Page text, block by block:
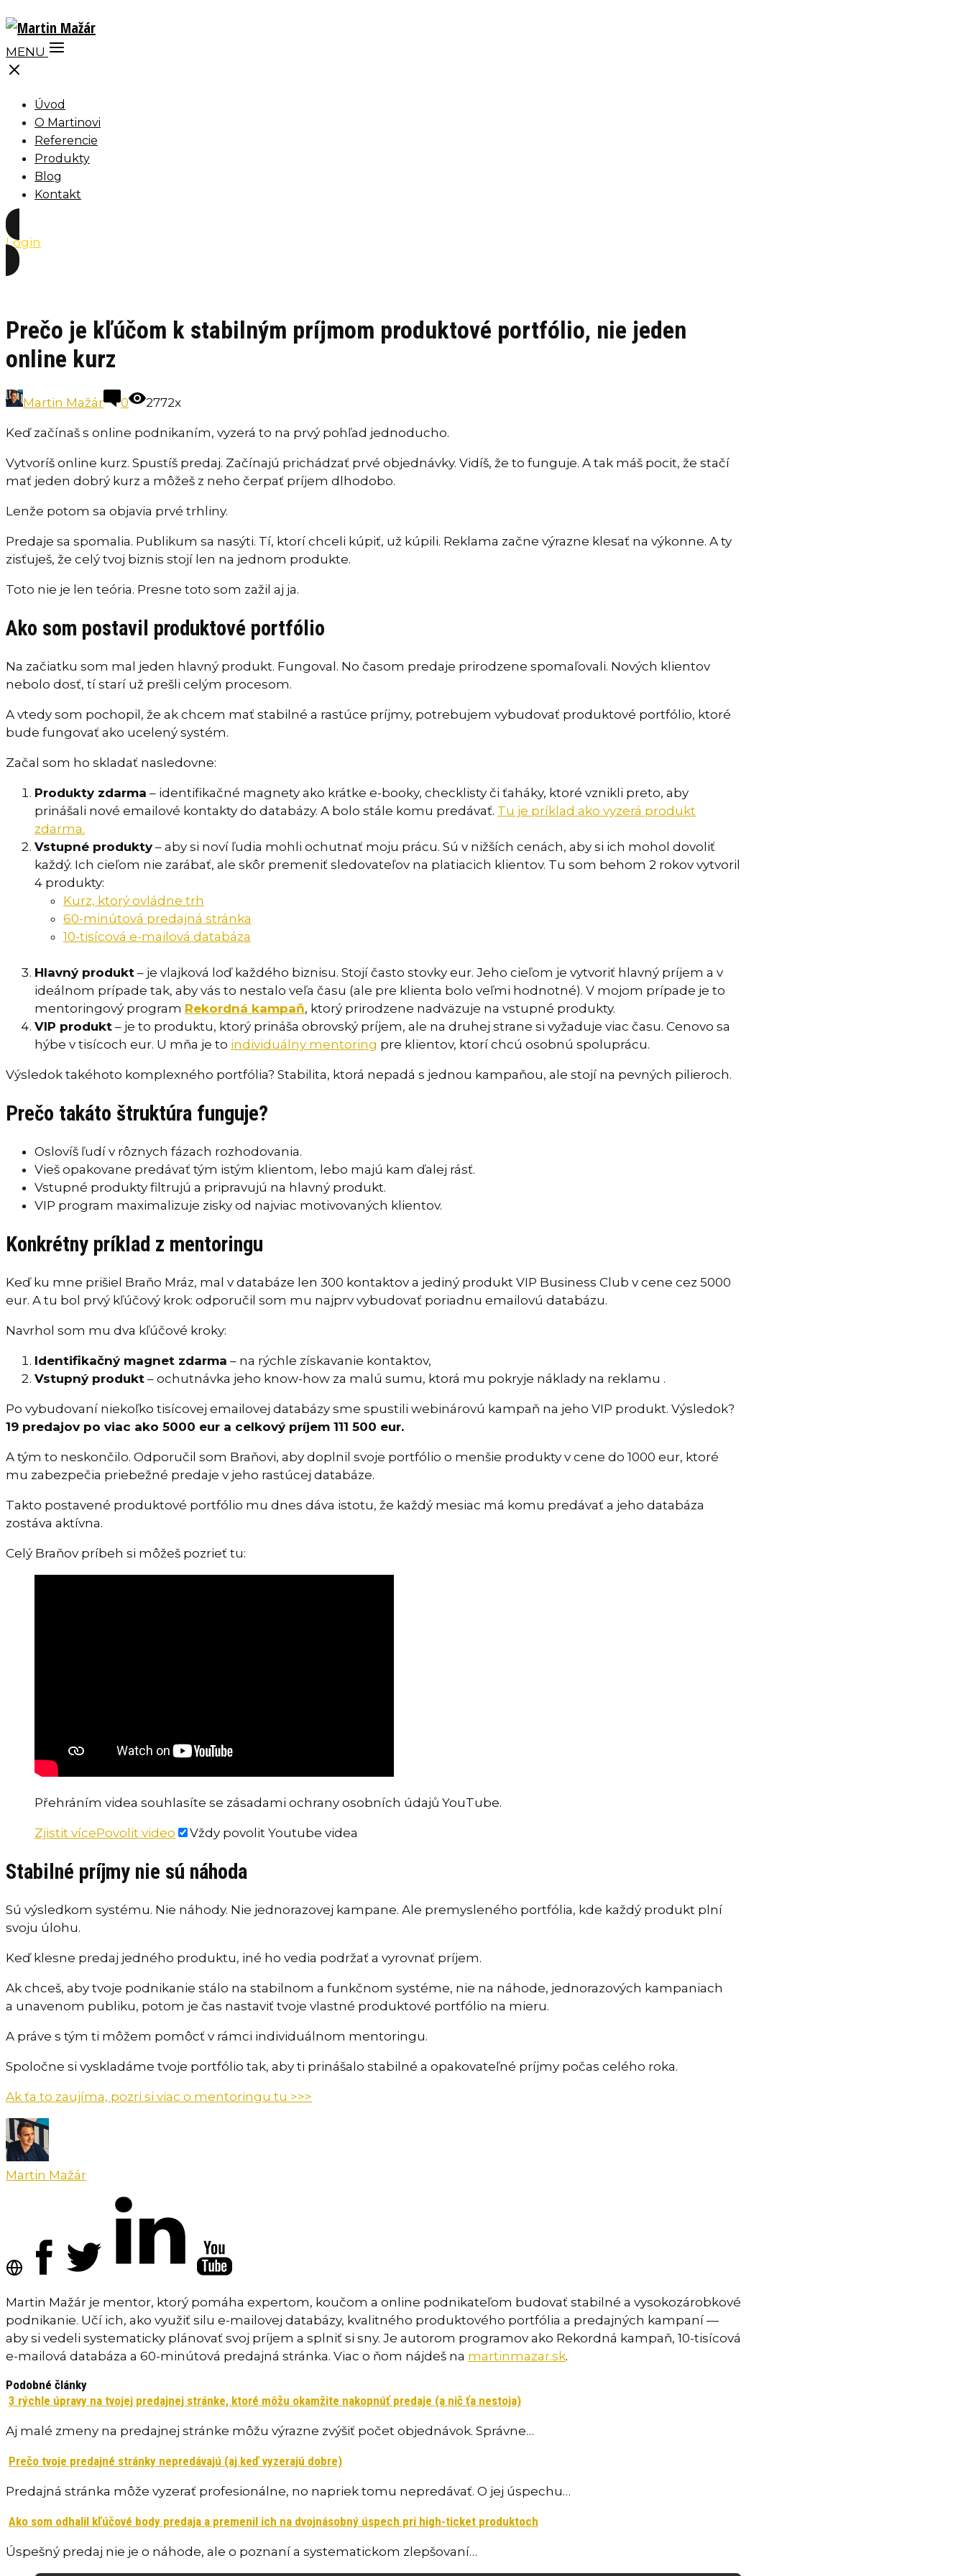
MENU
Úvod
O Martinovi
Referencie
Produkty
Blog
Kontakt
Login
Prečo je kľúčom k stabilným príjmom produktové portfólio, nie jeden
online kurz
Martin Mažár 0 2772x
Keď začínaš s online podnikaním, vyzerá to na prvý pohľad jednoducho.
Vytvoríš online kurz. Spustíš predaj. Začínajú prichádzať prvé objednávky. Vidíš, že to funguje. A tak máš pocit, že stačí
mať jeden dobrý kurz a môžeš z neho čerpať príjem dlhodobo.
Lenže potom sa objavia prvé trhliny.
Predaje sa spomalia. Publikum sa nasýti. Tí, ktorí chceli kúpiť, už kúpili. Reklama začne výrazne klesať na výkonne. A ty
zisťuješ, že celý tvoj biznis stojí len na jednom produkte.
Toto nie je len teória. Presne toto som zažil aj ja.
Ako som postavil produktové portfólio
Na začiatku som mal jeden hlavný produkt. Fungoval. No časom predaje prirodzene spomaľovali. Nových klientov
nebolo dosť, tí starí už prešli celým procesom.
A vtedy som pochopil, že ak chcem mať stabilné a rastúce príjmy, potrebujem vybudovať produktové portfólio, ktoré
bude fungovať ako ucelený systém.
Začal som ho skladať nasledovne:
Produkty zdarma – identifikačné magnety ako krátke e-booky, checklisty či ťaháky, ktoré vznikli preto, aby
prinášali nové emailové kontakty do databázy. A bolo stále komu predávať. Tu je príklad ako vyzerá produkt
zdarma.
Vstupné produkty– aby si noví ľudia mohli ochutnať moju prácu. Sú v nižších cenách, aby si ich mohol dovoliť
každý. Ich cieľom nie zarábať, ale skôr premeniť sledovateľov na platiacich klientov. Tu som behom 2 rokov vytvoril
4 produkty:
Kurz, ktorý ovládne trh
60-minútová predajná stránka
10-tisícová e-mailová databáza
Hlavný produkt – je vlajková loď každého biznisu. Stojí často stovky eur. Jeho cieľom je vytvoriť hlavný príjem a v
ideálnom prípade tak, aby vás to nestalo veľa času (ale pre klienta bolo veľmi hodnotné). V mojom prípade je to
mentoringový program Rekordná kampaň, ktorý prirodzene nadväzuje na vstupné produkty.
VIP produkt – je to produktu, ktorý prináša obrovský príjem, ale na druhej strane si vyžaduje viac času. Cenovo sa
hýbe v tisícoch eur. U mňa je to individuálny mentoring pre klientov, ktorí chcú osobnú spoluprácu.
Výsledok takéhoto komplexného portfólia? Stabilita, ktorá nepadá s jednou kampaňou, ale stojí na pevných pilieroch.
Prečo takáto štruktúra funguje?
Oslovíš ľudí v rôznych fázach rozhodovania.
Vieš opakovane predávať tým istým klientom, lebo majú kam ďalej rásť.
Vstupné produkty filtrujú a pripravujú na hlavný produkt.
VIP program maximalizuje zisky od najviac motivovaných klientov.
Konkrétny príklad z mentoringu
Keď ku mne prišiel Braňo Mráz, mal v databáze len 300 kontaktov a jediný produkt VIP Business Club v cene cez 5000
eur. A tu bol prvý kľúčový krok: odporučil som mu najprv vybudovať poriadnu emailovú databázu.
Navrhol som mu dva kľúčové kroky:
Identifikačný magnet zdarma – na rýchle získavanie kontaktov,
Vstupný produkt – ochutnávka jeho know-how za malú sumu, ktorá mu pokryje náklady na reklamu .
Po vybudovaní niekoľko tisícovej emailovej databázy sme spustili webinárovú kampaň na jeho VIP produkt. Výsledok?
19 predajov po viac ako 5000 eur a celkový príjem 111 500 eur.
A tým to neskončilo. Odporučil som Braňovi, aby doplnil svoje portfólio o menšie produkty v cene do 1000 eur, ktoré
mu zabezpečia priebežné predaje v jeho rastúcej databáze.
Takto postavené produktové portfólio mu dnes dáva istotu, že každý mesiac má komu predávať a jeho databáza
zostáva aktívna.
Celý Braňov príbeh si môžeš pozrieť tu:
Přehráním videa souhlasíte se zásadami ochrany osobních údajů YouTube.
Zjistit vícePovolit video Vždy povolit Youtube videa
Stabilné príjmy nie sú náhoda
Sú výsledkom systému. Nie náhody. Nie jednorazovej kampane. Ale premysleného portfólia, kde každý produkt plní
svoju úlohu.
Keď klesne predaj jedného produktu, iné ho vedia podržať a vyrovnať príjem.
Ak chceš, aby tvoje podnikanie stálo na stabilnom a funkčnom systéme, nie na náhode, jednorazových kampaniach
a unavenom publiku, potom je čas nastaviť tvoje vlastné produktové portfólio na mieru.
A práve s tým ti môžem pomôcť v rámci individuálnom mentoringu.
Spoločne si vyskladáme tvoje portfólio tak, aby ti prinášalo stabilné a opakovateľné príjmy počas celého roka.
Ak ťa to zaujíma, pozri si viac o mentoringu tu >>>
Martin Mažár
Martin Mažár je mentor, ktorý pomáha expertom, koučom a online podnikateľom budovať stabilné a vysokozárobkové
podnikanie. Učí ich, ako využiť silu e-mailovej databázy, kvalitného produktového portfólia a predajných kampaní —
aby si vedeli systematicky plánovať svoj príjem a splniť si sny. Je autorom programov ako Rekordná kampaň, 10-tisícová
e-mailová databáza a 60-minútová predajná stránka. Viac o ňom nájdeš na martinmazar.sk.
Podobné články
3 rýchle úpravy na tvojej predajnej stránke, ktoré môžu okamžite nakopnúť predaje (a nič ťa nestoja)
Aj malé zmeny na predajnej stránke môžu výrazne zvýšiť počet objednávok. Správne…
Prečo tvoje predajné stránky nepredávajú (aj keď vyzerajú dobre)
Predajná stránka môže vyzerať profesionálne, no napriek tomu nepredávať. O jej úspechu…
Ako som odhalil kľúčové body predaja a premenil ich na dvojnásobný úspech pri high-ticket produktoch
Úspešný predaj nie je o náhode, ale o poznaní a systematickom zlepšovaní…